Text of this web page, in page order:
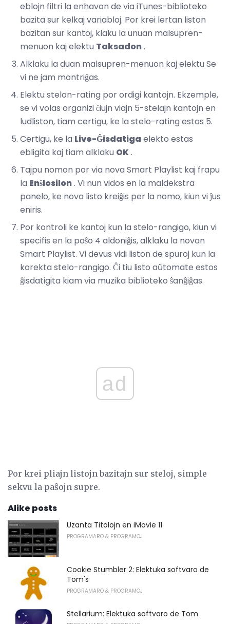
eblojn filtri la enhavon de via iTunes-biblioteko
bazita sur kelkaj variabloj. Por krei lertan liston
bazitan sur kantoj, klaku la unuan malsupren-
menuon kaj elektu Taksadon.
Alklaku la duan malsupren-menuon kaj elektu Se
vi ne jam montriĝas.
Elektu stelon-rating por ordigi kantojn. Ekzemple,
se vi volas organizi ĉiujn viajn 5-stelajn kantojn en
ludliston, tiam certigu, ke la stelo-rating estas 5.
Certigu, ke la Live-Ĝisdatiga elekto estas
ebligita kaj tiam alklaku OK.
Tajpu nomon por via nova Smart Playlist kaj frapu
la Enŝlosilon. Vi nun vidos en la maldekstra
panelo, ke nova listo kreiĝis per la nomo, kiun vi ĵus
eniris.
Por kontroli ke kantoj kun la stelo-rangigo, kiun vi
specifis en la paŝo 4 aldoniĝis, alklaku la novan
Smart Playlist. Vi devus vidi liston de spuroj kun la
korekta stelo-rangigo. Ĉi tiu listo aŭtomate estos
ĝisdatigita kiam via muzika biblioteko ŝanĝiĝas.
ad
Por krei pliajn listojn bazitajn sur steloj, simple
sekvu la paŝojn supre.
Alike posts
Uzanta Titolojn en iMovie 11
PROGRAMARO & PROGRAMOJ
Cookie Stumbler 2: Elektuka softvaro de
Tom's
PROGRAMARO & PROGRAMOJ
Stellarium: Elektuka softvaro de Tom